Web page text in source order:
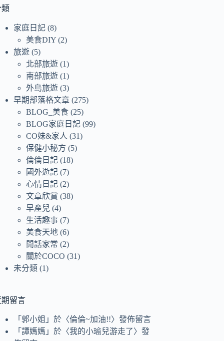
家庭日記 (8)
美食DIY (2)
旅遊 (5)
北部旅遊 (1)
南部旅遊 (1)
外島旅遊 (3)
早期部落格文章 (275)
BLOG_美食 (25)
BLOG家庭日記 (99)
CO妹&家人 (31)
保健小秘方 (5)
倫倫日記 (18)
國外遊記 (7)
心情日記 (2)
文章欣賞 (38)
早產兒 (4)
生活趣事 (7)
美食天地 (6)
閒話家常 (2)
關於COCO (31)
未分類 (1)
期留言
「郭小姐 」於〈倫倫~加油!!〉發佈留言
「譚媽媽 」於〈我的小瑜兒游走了〉發